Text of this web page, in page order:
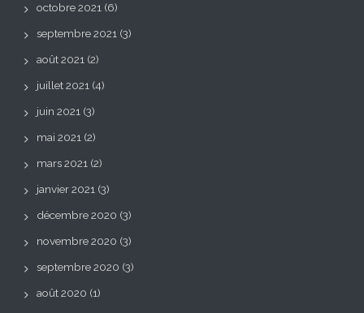
octobre 2021 (6)
septembre 2021 (3)
août 2021 (2)
juillet 2021 (4)
juin 2021 (3)
mai 2021 (2)
mars 2021 (2)
janvier 2021 (3)
décembre 2020 (3)
novembre 2020 (3)
septembre 2020 (3)
août 2020 (1)